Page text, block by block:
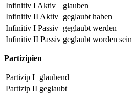
Infinitiv I Aktiv
glauben
Infinitiv II Aktiv geglaubt haben
Infinitiv I Passiv geglaubt werden
Infinitiv II Passiv geglaubt worden sein
Partizipien
Partizip I glaubend
Partizip II geglaubt